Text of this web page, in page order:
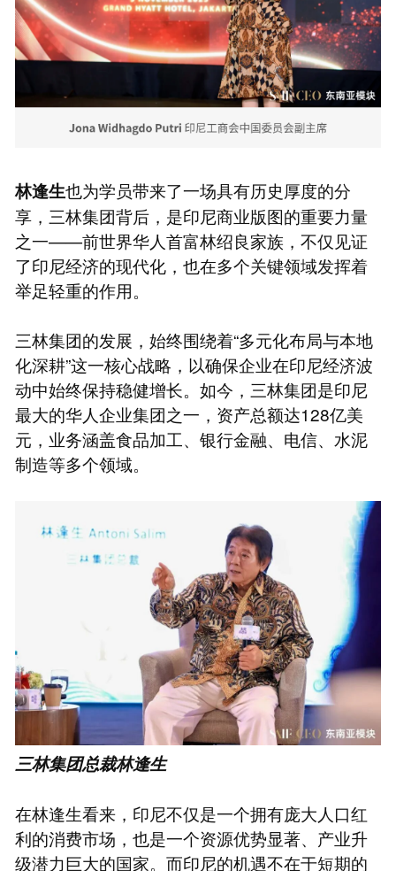
林逢生也为学员带来了一场具有历史厚度的分
享，三林集团背后，是印尼商业版图的重要力量
之一——前世界华人首富林绍良家族，不仅见证
了印尼经济的现代化，也在多个关键领域发挥着
举足轻重的作用。
三林集团的发展，始终围绕着“多元化布局与本地
化深耕”这一核心战略，以确保企业在印尼经济波
动中始终保持稳健增长。如今，三林集团是印尼
最大的华人企业集团之一，资产总额达128亿美
元，业务涵盖食品加工、银行金融、电信、水泥
制造等多个领域。
三林集团总裁林逢生
在林逢生看来，印尼不仅是一个拥有庞大人口红
利的消费市场，也是一个资源优势显著、产业升
级潜力巨大的国家。而印尼的机遇不在于短期的